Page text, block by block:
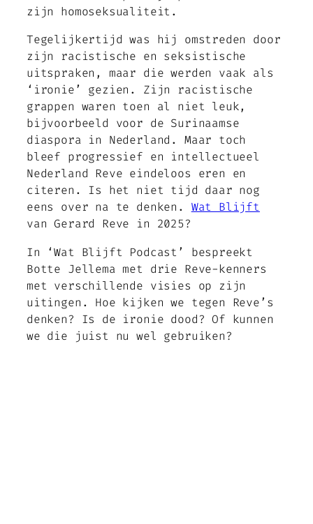
zijn homoseksualiteit.
Tegelijkertijd was hij omstreden door
zijn racistische en seksistische
uitspraken, maar die werden vaak als
‘ironie’ gezien. Zijn racistische
grappen waren toen al niet leuk,
bijvoorbeeld voor de Surinaamse
diaspora in Nederland. Maar toch
bleef progressief en intellectueel
Nederland Reve eindeloos eren en
citeren. Is het niet tijd daar nog
eens over na te denken. Wat Blijft
van Gerard Reve in 2025?
In ‘Wat Blijft Podcast’ bespreekt
Botte Jellema met drie Reve-kenners
met verschillende visies op zijn
uitingen. Hoe kijken we tegen Reve’s
denken? Is de ironie dood? Of kunnen
we die juist nu wel gebruiken?